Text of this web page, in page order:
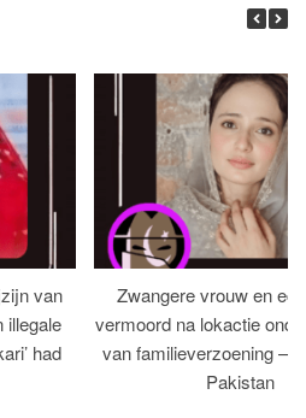
van
illegale
had
Zwangere vrouw en
vermoord na lokactie
van familieverzoening –
Pakistan